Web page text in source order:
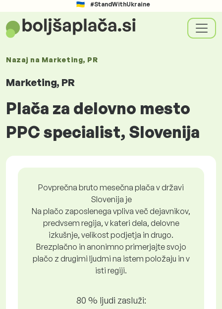
#StandWithUkraine
Nazaj na Marketing, PR
Marketing, PR
Plača za delovno mesto
PPC specialist, Slovenija
Povprečna bruto mesečna plača v državi
Slovenija je
Na plačo zaposlenega vpliva več dejavnikov,
predvsem regija, v kateri dela, delovne
izkušnje, velikost podjetja in drugo.
Brezplačno in anonimno primerjajte svojo
plačo z drugimi ljudmi na istem položaju in v
isti regiji.
80 % ljudi zasluži: